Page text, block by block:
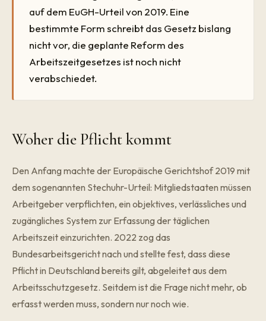
auf dem EuGH-Urteil von 2019. Eine
bestimmte Form schreibt das Gesetz bislang
nicht vor, die geplante Reform des
Arbeitszeitgesetzes ist noch nicht
verabschiedet.
Woher die Pflicht kommt
Den Anfang machte der Europäische Gerichtshof 2019 mit
dem sogenannten Stechuhr-Urteil: Mitgliedstaaten müssen
Arbeitgeber verpflichten, ein objektives, verlässliches und
zugängliches System zur Erfassung der täglichen
Arbeitszeit einzurichten. 2022 zog das
Bundesarbeitsgericht nach und stellte fest, dass diese
Pflicht in Deutschland bereits gilt, abgeleitet aus dem
Arbeitsschutzgesetz. Seitdem ist die Frage nicht mehr, ob
erfasst werden muss, sondern nur noch wie.